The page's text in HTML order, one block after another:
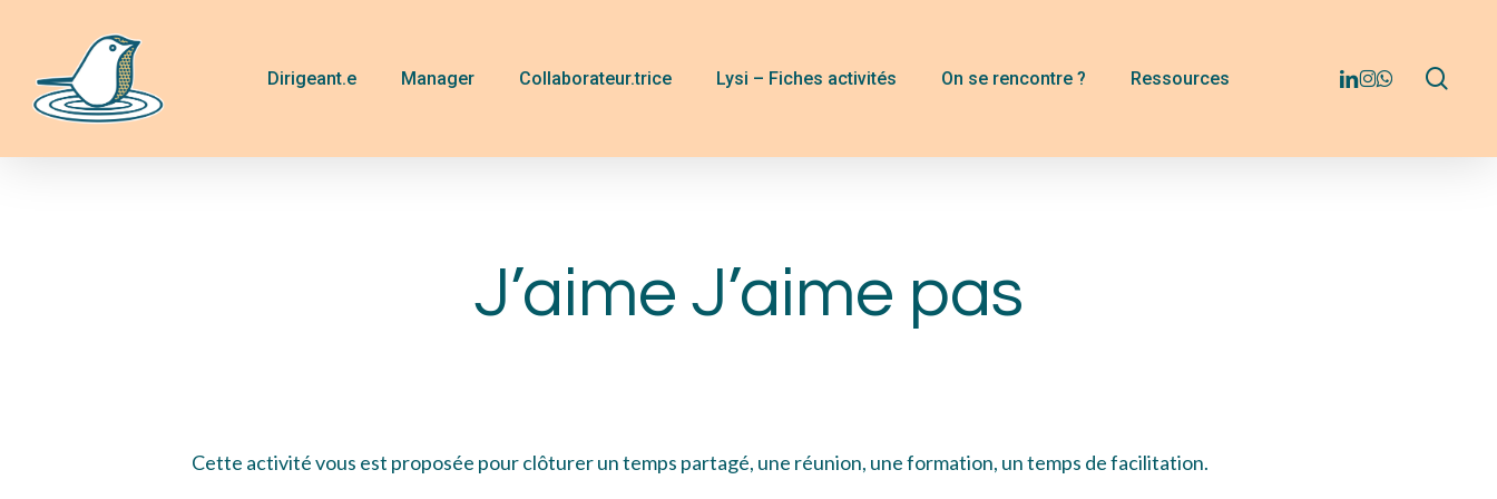
main
content
Dirigeant.e Manager Collaborateur.trice Lysi – Fiches activités On se rencontre ? Ressources linkedin
instagram
whatsapp
J’aime J’aime pas
Cette activité vous est proposée pour clôturer un temps partagé, une réunion, une formation, un temps de facilitation.